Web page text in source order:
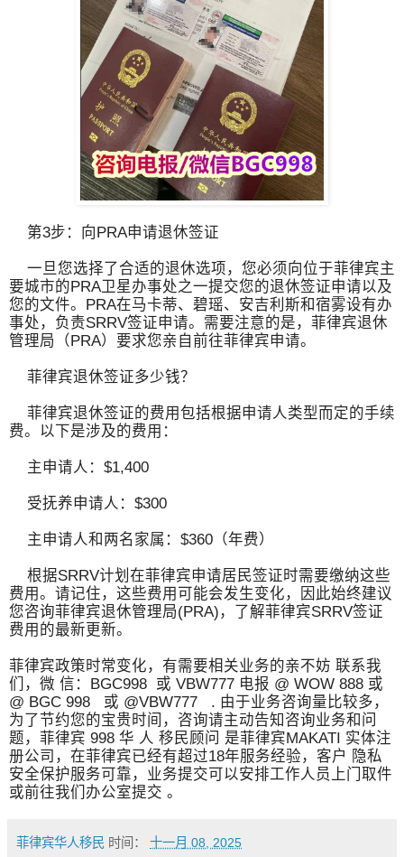
第3步：向PRA申请退休签证
一旦您选择了合适的退休选项，您必须向位于菲律宾主
要城市的PRA卫星办事处之一提交您的退休签证申请以及
您的文件。PRA在马卡蒂、碧瑶、安吉利斯和宿雾设有办
事处，负责SRRV签证申请。需要注意的是，菲律宾退休
管理局（PRA）要求您亲自前往菲律宾申请。
菲律宾退休签证多少钱？
菲律宾退休签证的费用包括根据申请人类型而定的手续
费。以下是涉及的费用：
主申请人：$1,400
受抚养申请人：$300
主申请人和两名家属：$360（年费）
根据SRRV计划在菲律宾申请居民签证时需要缴纳这些
费用。请记住，这些费用可能会发生变化，因此始终建议
您咨询菲律宾退休管理局(PRA)，了解菲律宾SRRV签证
费用的最新更新。
菲律宾政策时常变化，有需要相关业务的亲不妨 联系我
们，微 信：BGC998 或 VBW777 电报 @ WOW 888 或
@ BGC 998 或 @VBW777 . 由于业务咨询量比较多，
为了节约您的宝贵时间，咨询请主动告知咨询业务和问
题，菲律宾 998 华 人 移民顾问 是菲律宾MAKATI 实体注
册公司，在菲律宾已经有超过18年服务经验，客户 隐私
安全保护服务可靠，业务提交可以安排工作人员上门取件
或前往我们办公室提交 。
菲律宾华人移民 时间： 十一月 08, 2025